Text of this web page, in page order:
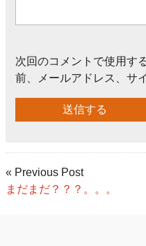
次回のコメントで使用す
前、メールアドレス、サ
« Previous Post
まだまだ？？？。。。